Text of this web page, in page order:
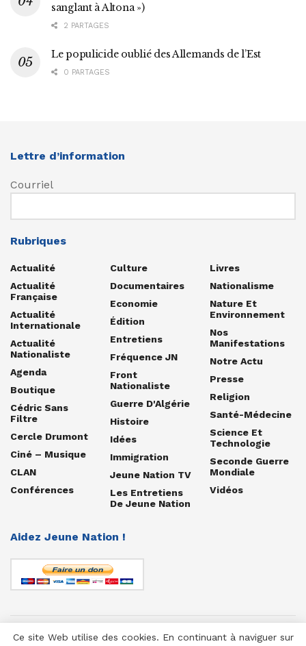
sanglant à Altona »)
2 PARTAGES
Le populicide oublié des Allemands de l’Est
0 PARTAGES
Lettre d’information
Courriel
Rubriques
Actualité
Actualité
Française
Actualité
Internationale
Actualité
Nationaliste
Agenda
Boutique
Cédric Sans
Filtre
Cercle Drumont
Ciné – Musique
CLAN
Conférences
Culture
Documentaires
Economie
Édition
Entretiens
Fréquence JN
Front
Nationaliste
Guerre D'Algérie
Histoire
Idées
Immigration
Jeune Nation TV
Les Entretiens
De Jeune Nation
Livres
Nationalisme
Nature Et
Environnement
Nos
Manifestations
Notre Actu
Presse
Religion
Santé-Médecine
Science Et
Technologie
Seconde Guerre
Mondiale
Vidéos
Aidez Jeune Nation !
Ce site Web utilise des cookies. En continuant à naviguer sur